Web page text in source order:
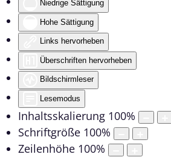
Niedrige Sättigung
Hohe Sättigung
Links hervorheben
Überschriften hervorheben
Bildschirmleser
Lesemodus
Inhaltsskalierung 100%
Schriftgröße 100%
Zeilenhöhe 100%